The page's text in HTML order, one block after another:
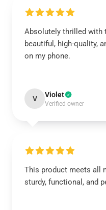
Absolutely thrilled with
beautiful, high-quality,
on my phone.
V Violet
Verified owner
This product meets all
sturdy, functional, and